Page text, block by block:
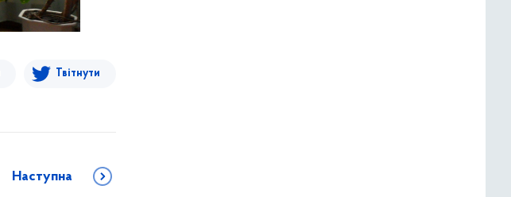
Твітнути
Наступна